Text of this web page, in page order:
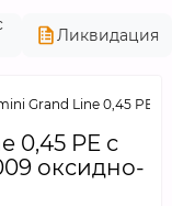
Ликвидация
Grand Line 0,45 PE
0,45 PE с
оксидно-